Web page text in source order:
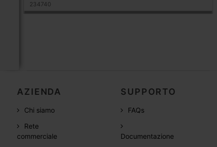
234740
AZIENDA
Chi siamo
Rete
commerciale
SUPPORTO
FAQs
Documentazione